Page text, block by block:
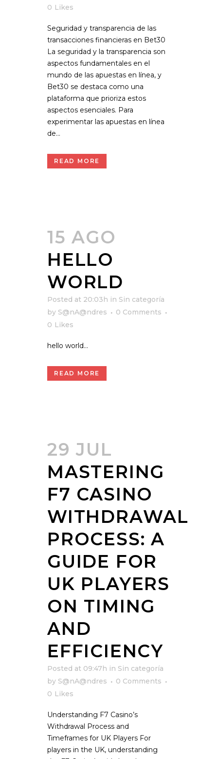
0 Likes
Seguridad y transparencia de las
transacciones financieras en Bet30
La seguridad y la transparencia son
aspectos fundamentales en el
mundo de las apuestas en línea, y
Bet30 se destaca como una
plataforma que prioriza estos
aspectos esenciales. Para
experimentar las apuestas en línea
de...
READ MORE
15 AGO
HELLO
WORLD
Posted at 20:03h in Sin categoría
by S@nA@ndres
0 Comments
0 Likes
hello world...
READ MORE
29 JUL
MASTERING
F7 CASINO
WITHDRAWAL
PROCESS: A
GUIDE FOR
UK PLAYERS
ON TIMING
AND
EFFICIENCY
Posted at 09:47h in Sin categoría
by S@nA@ndres
0 Comments
0 Likes
Understanding F7 Casino’s
Withdrawal Process and
Timeframes for UK Players For
players in the UK, understanding